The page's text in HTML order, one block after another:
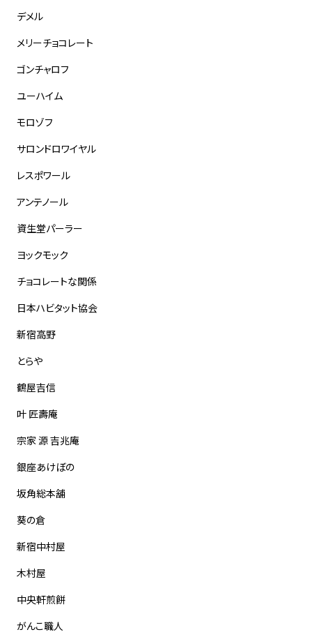
デメル
メリーチョコレート
ゴンチャロフ
ユーハイム
モロゾフ
サロンドロワイヤル
レスポワール
アンテノール
資生堂パーラー
ヨックモック
チョコレートな関係
日本ハビタット協会
新宿高野
とらや
鶴屋吉信
叶 匠壽庵
宗家 源 吉兆庵
銀座あけぼの
坂角総本舖
葵の倉
新宿中村屋
木村屋
中央軒煎餅
がんこ職人